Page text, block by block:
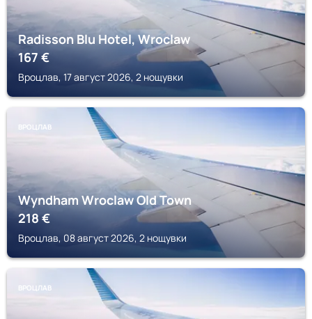
Radisson Blu Hotel, Wroclaw
167€
Вроцлав, 17 август 2026, 2 нощувки
ВРОЦЛАВ
Wyndham Wroclaw Old Town
218€
Вроцлав, 08 август 2026, 2 нощувки
ВРОЦЛАВ